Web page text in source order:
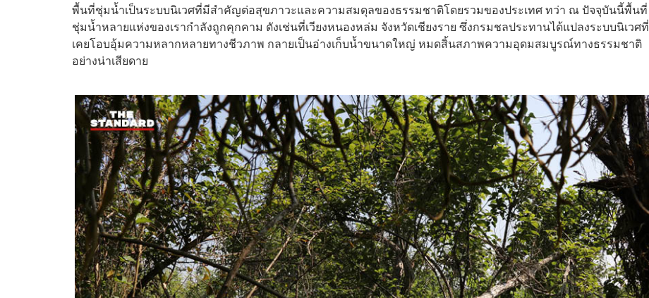
พื้นที่ชุ่มน้ำเป็นระบบนิเวศที่มีสำคัญต่อสุขภาวะและความสมดุลของธรรมชาติโดยรวมของประเทศ ทว่า ณ ปัจจุบันนี้พื้นที่
ชุ่มน้ำหลายแห่งของเรากำลังถูกคุกคาม ดังเช่นที่เวียงหนองหล่ม จังหวัดเชียงราย ซึ่งกรมชลประทานได้แปลงระบบนิเวศที่
เคยโอบอุ้มความหลากหลายทางชีวภาพ กลายเป็นอ่างเก็บน้ำขนาดใหญ่ หมดสิ้นสภาพความอุดมสมบูรณ์ทางธรรมชาติ
อย่างน่าเสียดาย